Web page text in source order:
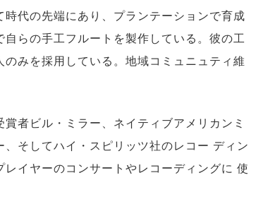
代の先端にあり、プランテーションで育成
らの手工フルートを製作している。彼の工
みを採用している。地域コミュニュティ維
者ビル・ミラー、ネイティブアメリカンミ
そしてハイ・スピリッツ社のレコー ディン
イヤーのコンサートやレコーディングに 使